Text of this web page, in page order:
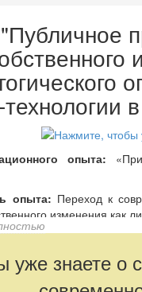
"Публичное
технологии
опыта:
опыта: Переход к
изменения как
процессе, так и
проявление
самостоятельную
уже знаете о